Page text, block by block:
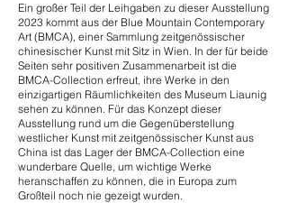
Ein großer Teil der Leihgaben zu dieser Ausstellung
2023 kommt aus der Blue Mountain Contemporary
Art (BMCA), einer Sammlung zeitgenössischer
chinesischer Kunst mit Sitz in Wien. In der für beide
Seiten sehr positiven Zusammenarbeit ist die
BMCA-Collection erfreut, ihre Werke in den
einzigartigen Räumlichkeiten des Museum Liaunig
sehen zu können. Für das Konzept dieser
Ausstellung rund um die Gegenüberstellung
westlicher Kunst mit zeitgenössischer Kunst aus
China ist das Lager der BMCA-Collection eine
wunderbare Quelle, um wichtige Werke
heranschaffen zu können, die in Europa zum
Großteil noch nie gezeigt wurden.